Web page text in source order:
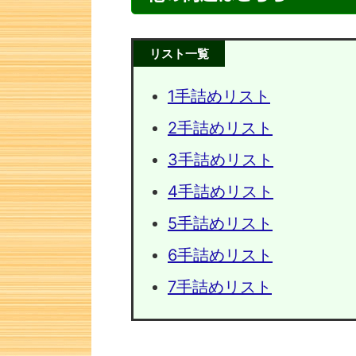
リスト一覧
1手詰めリスト
2手詰めリスト
3手詰めリスト
4手詰めリスト
5手詰めリスト
6手詰めリスト
7手詰めリスト
次の一手問題・13